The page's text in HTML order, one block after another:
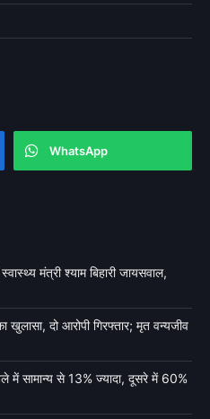
WhatsApp
मंत्री श्याम बिहारी जायसवाल,
खुलासा, दो आरोपी गिरफ्तार; मृत वन्यजीव
सामान्य से 13% ज्यादा, दूसरे में 60%